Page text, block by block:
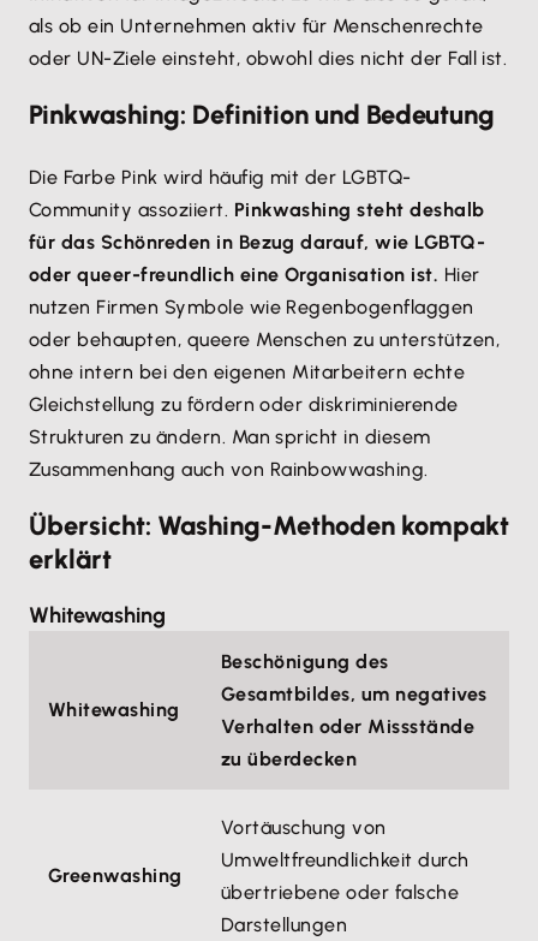
als ob ein Unternehmen aktiv für Menschenrechte
oder UN-Ziele einsteht, obwohl dies nicht der Fall ist.
Pinkwashing: Definition und Bedeutung
Die Farbe Pink wird häufig mit der LGBTQ-
Community assoziiert. Pinkwashing steht deshalb
für das Schönreden in Bezug darauf, wie LGBTQ-
oder queer-freundlich eine Organisation ist. Hier
nutzen Firmen Symbole wie Regenbogenflaggen
oder behaupten, queere Menschen zu unterstützen,
ohne intern bei den eigenen Mitarbeitern echte
Gleichstellung zu fördern oder diskriminierende
Strukturen zu ändern. Man spricht in diesem
Zusammenhang auch von Rainbowwashing.
Übersicht: Washing-Methoden kompakt
erklärt
Whitewashing
Whitewashing
Beschönigung des
Gesamtbildes, um negatives
Verhalten oder Missstände
zu überdecken
Greenwashing
Vortäuschung von
Umweltfreundlichkeit durch
übertriebene oder falsche
Darstellungen